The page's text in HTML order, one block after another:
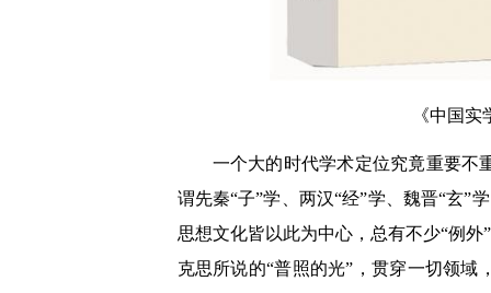
《中国
一个大的时代学术定位究竟重要不
谓先秦“子”学、两汉“经”学、魏晋“玄”
思想文化皆以此为中心，总有不少“例
克思所说的“普照的光”，贯穿一切领